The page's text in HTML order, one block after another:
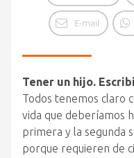
E-mail
Tener un hijo.
Todos tenemos claro
vida que deberíamos
primera y la segunda
porque requieren de